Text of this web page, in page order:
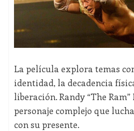
La película explora temas
identidad, la decadencia
liberación. Randy “The Ram”
personaje complejo que
con su presente.